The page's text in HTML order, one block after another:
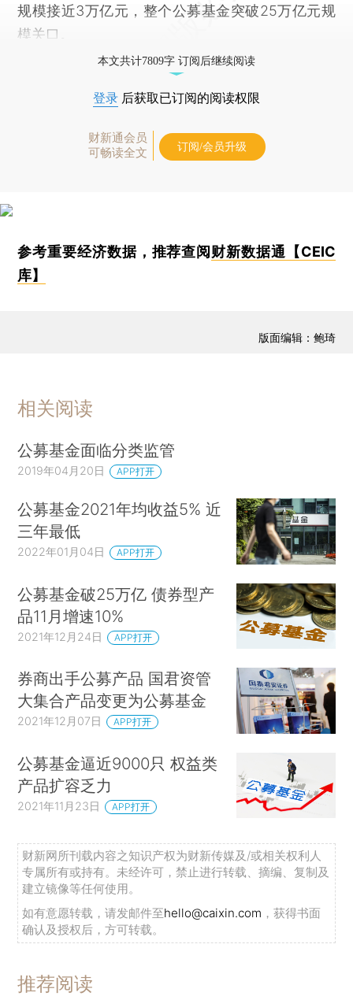
规模接近3万亿元，整个公募基金突破25万亿元规
模关口。
本文共计7809字 订阅后继续阅读
登录 后获取已订阅的阅读权限
财新通会员
可畅读全文
订阅/会员升级
参考重要经济数据，推荐查阅财新数据通【CEIC
库】
版面编辑：鲍琦
相关阅读
公募基金面临分类监管
2019年04月20日 APP打开
公募基金2021年均收益5% 近
三年最低
2022年01月04日 APP打开
公募基金破25万亿 债券型产
品11月增速10%
2021年12月24日 APP打开
券商出手公募产品 国君资管
大集合产品变更为公募基金
2021年12月07日 APP打开
公募基金逼近9000只 权益类
产品扩容乏力
2021年11月23日 APP打开
财新网所刊载内容之知识产权为财新传媒及/或相关权利人
专属所有或持有。未经许可，禁止进行转载、摘编、复制及
建立镜像等任何使用。
如有意愿转载，请发邮件至hello@caixin.com ，获得书面
确认及授权后，方可转载。
推荐阅读